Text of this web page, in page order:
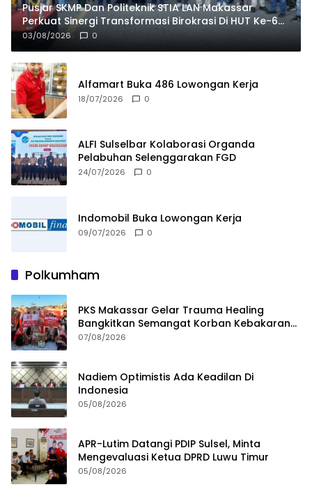
Pusjar SKMP Dan Politeknik STIA LAN Makassar
Perkuat Sinergi Transformasi Birokrasi Di HUT Ke-69
LAN RI
03/08/2026 0
Alfamart Buka 486 Lowongan Kerja
18/07/2026 0
ALFI Sulselbar Kolaborasi Organda
Pelabuhan Selenggarakan FGD
24/07/2026 0
Indomobil Buka Lowongan Kerja
09/07/2026 0
Polkumham
PKS Makassar Gelar Trauma Healing
Bangkitkan Semangat Korban Kebakaran
Tallo
07/08/2026
Nadiem Optimistis Ada Keadilan Di
Indonesia
05/08/2026
APR-Lutim Datangi PDIP Sulsel, Minta
Mengevaluasi Ketua DPRD Luwu Timur
05/08/2026